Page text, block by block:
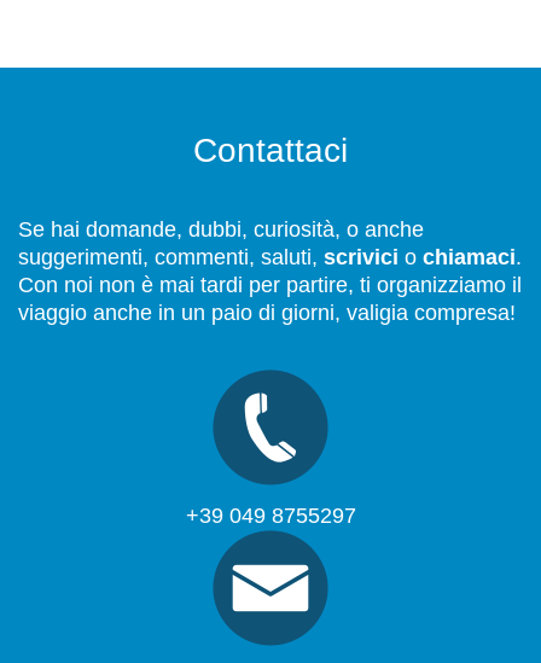
Contattaci
Se hai domande, dubbi, curiosità, o anche
suggerimenti, commenti, saluti, scrivici o chiamaci.
Con noi non è mai tardi per partire, ti organizziamo il
viaggio anche in un paio di giorni, valigia compresa!
+39 049 8755297